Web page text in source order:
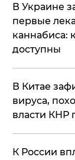
В Украине
первые
каннабиса:
доступны
В Китае
вируса,
власти КНР
К России